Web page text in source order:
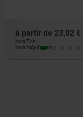
à partir de20,81 €
hors TVA
hors frais d’envoi